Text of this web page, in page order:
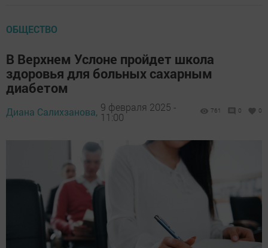
ОБЩЕСТВО
В Верхнем Услоне пройдет школа
здоровья для больных сахарным
диабетом
Диана Салихзанова, 9 февраля 2025 -
11:00
761 0 0